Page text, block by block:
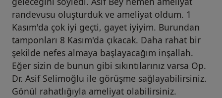
randevusu oluşturduk ve ameliyat oldum. 1
Kasım'da çok iyi geçti, gayet iyiyim. Burundan
tamponları 8 Kasım'da çıkacak. Daha rahat bir
şekilde nefes almaya başlayacağım inşallah.
Eğer sizin de bunun gibi sıkıntılarınız varsa Op.
Dr. Asif Selimoğlu ile görüşme sağlayabilirsiniz.
Gönül rahatlığıyla ameliyat olabilirsiniz.